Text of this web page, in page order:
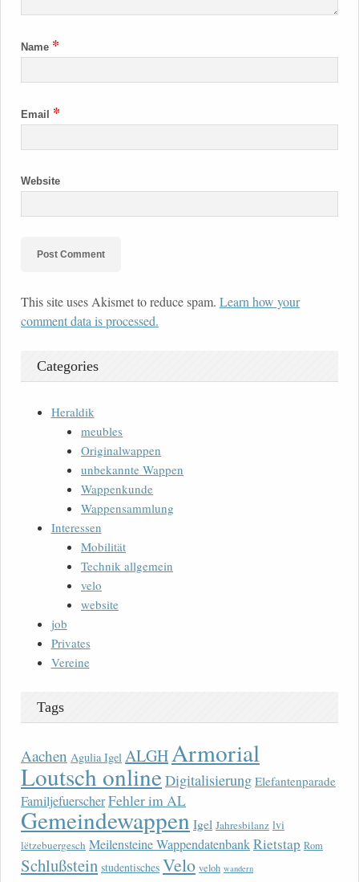
Name *
Email *
Website
This site uses Akismet to reduce spam. Learn how your
comment data is processed.
Categories
Heraldik
meubles
Originalwappen
unbekannte Wappen
Wappenkunde
Wappensammlung
Interessen
Mobilität
Technik allgemein
velo
website
job
Privates
Vereine
Tags
Aachen Agulia Igel ALGH Armorial
Loutsch onlineDigitalisierung Elefantenparade
FamiljefuerscherFehler im AL
Gemeindewappen Igel Jahresbilanz lvi
lëtzebuergesch Meilensteine WappendatenbankRietstap Rom
Schlußstein studentisches Velo veloh wandern